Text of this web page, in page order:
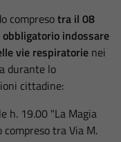
compresotra il 08
indossare
vie respiratorie nei
durante lo
cittadine:
h. 19.00 "La Magia
tra Via M.